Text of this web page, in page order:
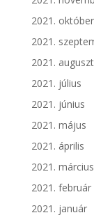
2021. október
2021.
2021.
2021. július
2021. június
2021. május
2021. április
2021. március
2021. február
2021. január